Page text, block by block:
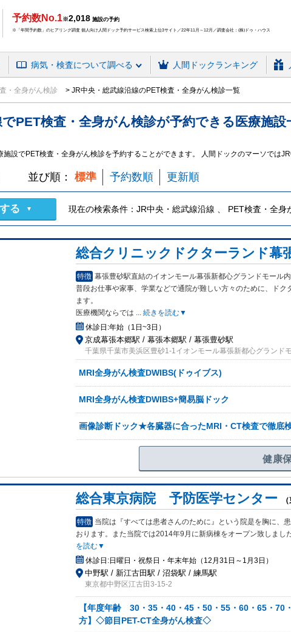
予約数No.1※2,018 施設の予約
※「年間予約数」のヒアリング調査 個人向け人間ドック予約サービス検索上位3サイト／22年11月～12月／調査会社：(株)ドゥ・ハウス
病気・検査について調べる 人間ドックランキング
・全身がん検診 JR中央・総武線沿線のPET検査・全身がん検診一覧
でPET検査・全身がん検診が予約できる 医療施設
設でPET検査・全身がん検診を予約することができます。 人間ドックのマーソでは
並び順： 標準 予約数順 更新順
る ▼ 現在の検索条件： JR中央・総武線沿線 、 PET検査・全身
総合クリニックドクターランド幕
特徴 幕張豊砂駅直結のイオンモール幕張新都心グランドモール内
普段お仕事や家事、学業などで通院が難しい方々のために、ドク
ます。
医療機関ならでは ... 続きを読む▼
休診日:年始（1日~3日）
京成幕張本郷駅 / 幕張本郷駅 / 幕張豊砂駅
千葉県千葉市美浜区豊砂1-1イオンモール幕張新都心グランド
MRI全身がん検査DWIBS(ドゥイブス)
MRI全身がん検査DWIBS+簡易脳ドック
画像診断ドック★各臓器に合ったMRI・CT検査で徹底
健康
総合東京病院 予防医学センター
特徴 当院は『すべては患者さんのために』という院是を胸に、
おり ます。また当院では2014年9月に新病棟をオープン致しまし
を読む▼
休診日:日曜日・祝祭日・年末年始（12月31日～1月3日）
中野駅 / 新江古田駅 / 沼袋駅 / 練馬駅
東京都中野区江古田3-15-2
【年度年齢 30・35・40・45・50・55・60・65・70
方】◇節目PET-CT全身がん検査◇